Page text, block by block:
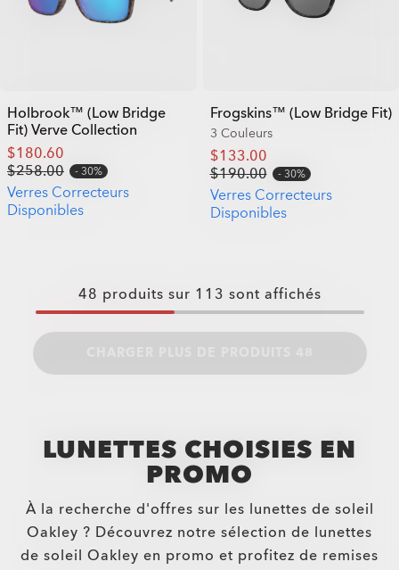
Holbrook™ (Low Bridge
Fit) Verve Collection
$180.60
$258.00
30%
Verres Correcteurs
Disponibles
Frogskins™ (Low Bridge Fit)
3 Couleurs
$133.00
$190.00
30%
Verres Correcteurs
Disponibles
48 produits sur 113 sont affichés
LUNETTES CHOISIES EN
PROMO
À la recherche d'offres sur les lunettes de soleil
Oakley ? Découvrez notre sélection de lunettes
de soleil Oakley en promo et profitez de remises